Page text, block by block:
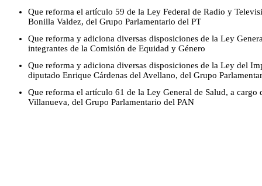
Que reforma el artículo 59 de la Ley Federal de Radio y
Bonilla Valdez, del Grupo Parlamentario del PT
Que reforma y adiciona diversas disposiciones de la Ley
integrantes de la Comisión de Equidad y Género
Que reforma y adiciona diversas disposiciones de la Ley del
diputado Enrique Cárdenas del Avellano, del Grupo
Que reforma el artículo 61 de la Ley General de Salud, a
Villanueva, del Grupo Parlamentario del PAN